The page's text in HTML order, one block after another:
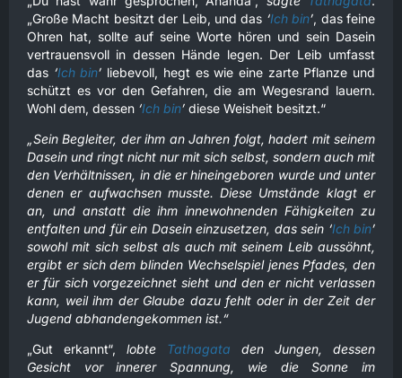
„Große Macht besitzt der Leib, und das ‘Ich bin’, das feine
Ohren hat, sollte auf seine Worte hören und sein Dasein
vertrauensvoll in dessen Hände legen. Der Leib umfasst
das ‘Ich bin’ liebevoll, hegt es wie eine zarte Pflanze und
schützt es vor den Gefahren, die am Wegesrand lauern.
Wohl dem, dessen ‘Ich bin’ diese Weisheit besitzt.“
„Sein Begleiter, der ihm an Jahren folgt, hadert mit seinem
Dasein und ringt nicht nur mit sich selbst, sondern auch mit
den Verhältnissen, in die er hineingeboren wurde und unter
denen er aufwachsen musste. Diese Umstände klagt er
an, und anstatt die ihm innewohnenden Fähigkeiten zu
entfalten und für ein Dasein einzusetzen, das sein ‘Ich bin’
sowohl mit sich selbst als auch mit seinem Leib aussöhnt,
ergibt er sich dem blinden Wechselspiel jenes Pfades, den
er für sich vorgezeichnet sieht und den er nicht verlassen
kann, weil ihm der Glaube dazu fehlt oder in der Zeit der
Jugend abhandengekommen ist.“
„Gut erkannt“, lobte Tathagata den Jungen, dessen
Gesicht vor innerer Spannung, wie die Sonne im